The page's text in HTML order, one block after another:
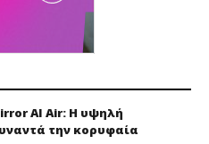
AI Air: Η υψηλή
την κορυφαία